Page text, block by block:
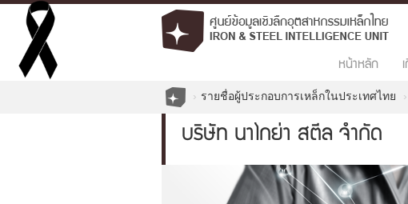
หน้าหลัก
รายชื่อผู้ประกอบการเหล็กในประเทศไทย
บริษัท นาโกย่า สตีล จำกัด